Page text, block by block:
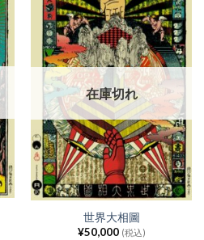
在庫切れ
世界大相圖
¥50,000 (税込)